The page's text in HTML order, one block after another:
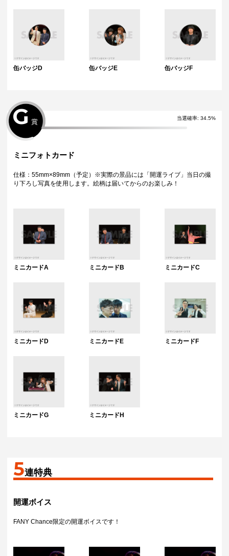
缶バッジD 缶バッジE 缶バッジF
当選確率: 34.5%
G 賞
ミニフォトカード
仕様：55mm×89mm（予定）※実際の景品には「開運ライブ」当日の撮
り下ろし写真を使用します。絵柄は届いてからのお楽しみ！
ミニカードA ミニカードB ミニカードC
ミニカードD ミニカードE ミニカードF
ミニカードG ミニカードH
5連特典
開運ボイス
FANY Chance限定の開運ボイスです！